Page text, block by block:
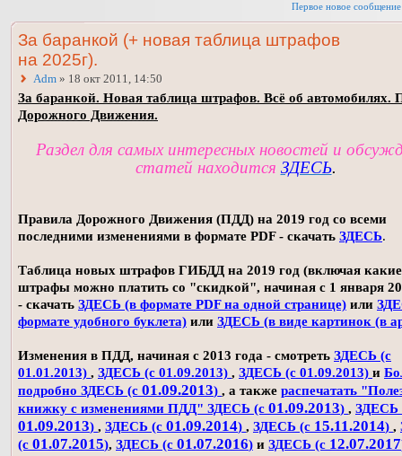
Первое новое сообщение
За баранкой (+ новая таблица штрафов
на 2025г).
Adm » 18 окт 2011, 14:50
За баранкой. Новая таблица штрафов. Всё об автомобилях.
Дорожного Движения.
Раздел для самых интересных новостей и
статей находится ЗДЕСЬ.
Правила Дорожного Движения (ПДД) на 2019 год со всеми
последними изменениями в формате PDF - скачать ЗДЕСЬ.
Таблица новых штрафов ГИБДД на 2019 год (включая какие
штрафы можно платить со "скидкой", начиная с 1 января
- скачать ЗДЕСЬ (в формате PDF на одной странице) или
формате удобного буклета) или ЗДЕСЬ (в виде картинок (в
Изменения в ПДД, начиная с 2013 года - смотреть ЗДЕСЬ (с
01.01.2013) , ЗДЕСЬ (с 01.09.2013) , ЗДЕСЬ (с 01.09.2013) и
подробно ЗДЕСЬ (с 01.09.2013) , а также распечатать
книжку с изменениями ПДД" ЗДЕСЬ (с 01.09.2013) , ЗДЕСЬ
01.09.2013) , ЗДЕСЬ (с 01.09.2014) , ЗДЕСЬ (с 15.11.2014) ,
(с 01.07.2015), ЗДЕСЬ (с 01.07.2016) и ЗДЕСЬ (с 12.07.2017